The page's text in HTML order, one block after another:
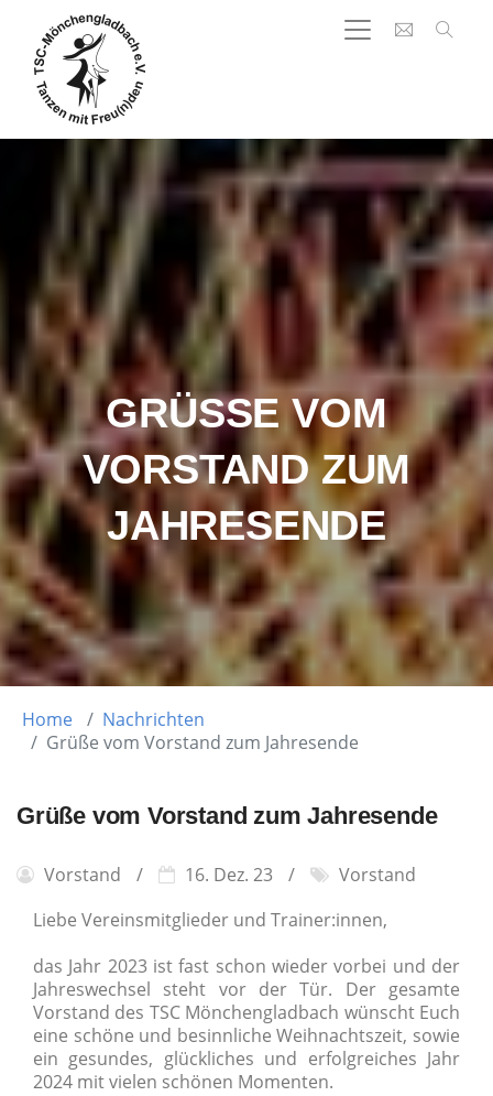
GRÜSSE VOM V
ORSTAND ZUM J
AHRESENDE
Home
Nachrichten
Grüße vom Vorstand zum Jahresende
Grüße vom Vorstand zum Jahresende
Vorstand 16. Dez. 23
Vorstand
Liebe Vereinsmitglieder und Trainer:innen,
das Jahr 2023 ist fast schon wieder vorbei und der
Jahreswechsel steht vor der Tür. Der gesamte
Vorstand des TSC Mönchengladbach wünscht Euch
eine schöne und besinnliche Weihnachtszeit, sowie
ein gesundes, glückliches und erfolgreiches Jahr
2024 mit vielen schönen Momenten.